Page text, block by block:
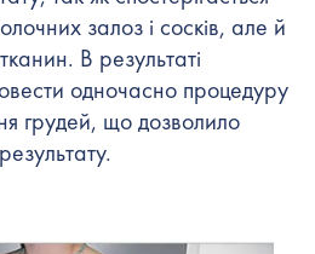
залоз і сосків, але й
В результаті
одночасно процедуру
грудей, що дозволило